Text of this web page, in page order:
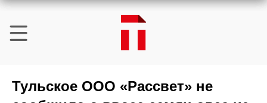
Тульское ООО «Рассвет» не